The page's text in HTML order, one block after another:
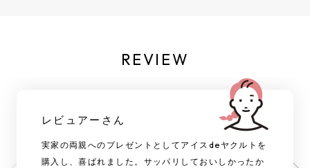
REVIEW
レビュアーさん
実家の両親へのプレゼントとしてアイスdeヤクルトを
購入し、喜ばれました。サッパリしておいしかったか